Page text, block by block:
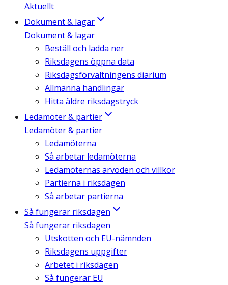
Aktuellt
Dokument & lagar
Dokument & lagar
Beställ och ladda ner
Riksdagens öppna data
Riksdagsförvaltningens diarium
Allmänna handlingar
Hitta äldre riksdagstryck
Ledamöter & partier
Ledamöter & partier
Ledamöterna
Så arbetar ledamöterna
Ledamöternas arvoden och villkor
Partierna i riksdagen
Så arbetar partierna
Så fungerar riksdagen
Så fungerar riksdagen
Utskotten och EU-nämnden
Riksdagens uppgifter
Arbetet i riksdagen
Så fungerar EU